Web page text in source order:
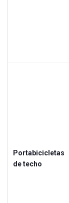
Portabicicletas
de techo